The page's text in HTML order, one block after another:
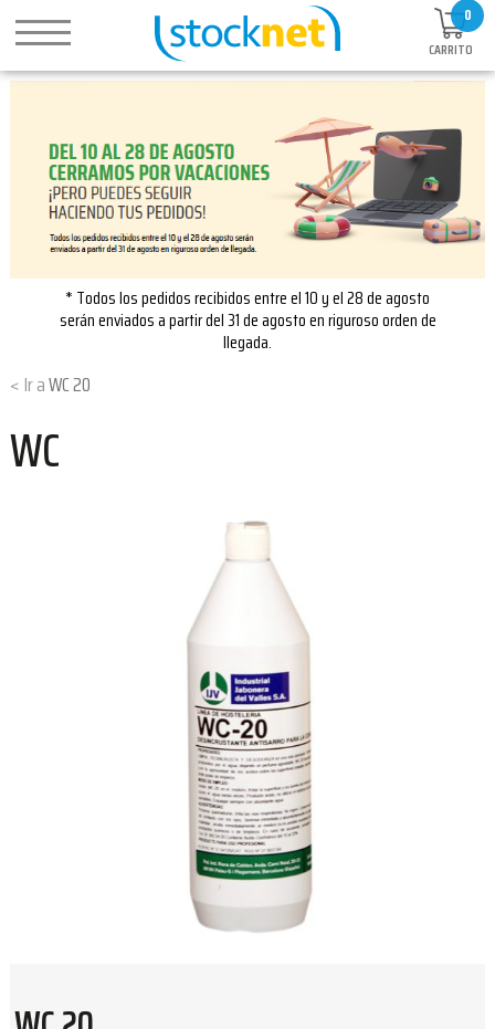
0
CARRITO
* Todos los pedidos recibidos entre el 10 y el 28 de agosto
serán enviados a partir del 31 de agosto en riguroso orden de
llegada.
WC 20
WC